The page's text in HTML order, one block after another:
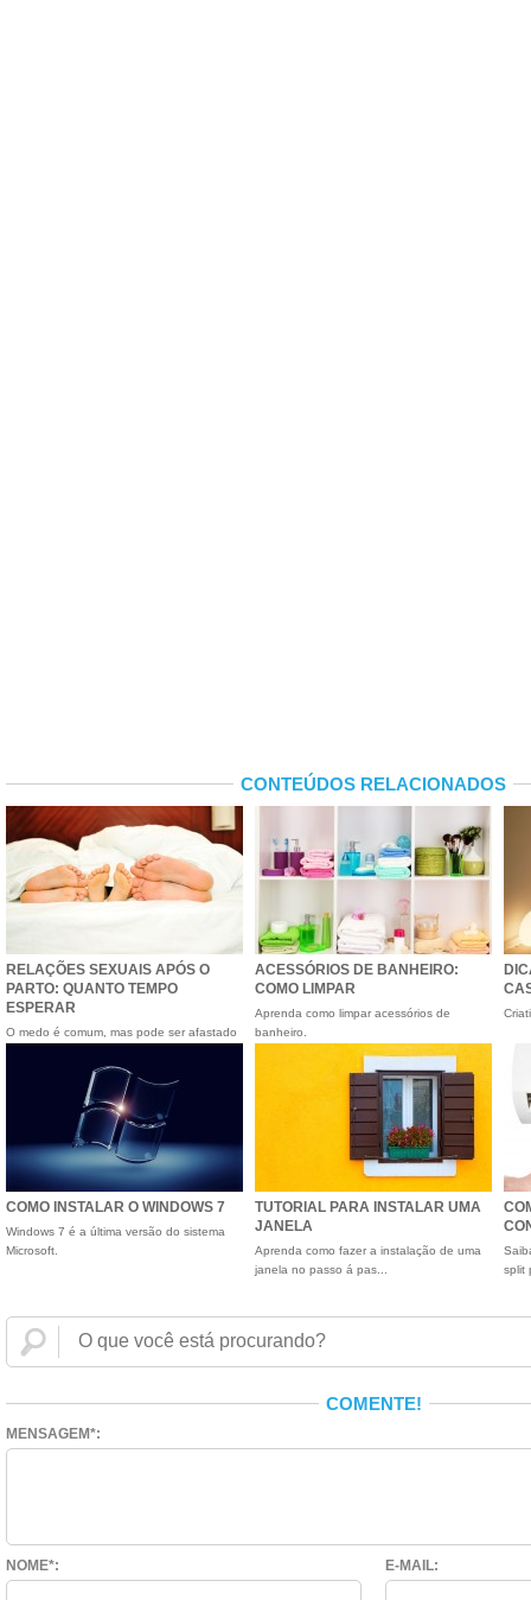
CONTEÚDOS RELACIONADOS
RELAÇÕES SEXUAIS APÓS O
PARTO: QUANTO TEMPO
ESPERAR
O medo é comum, mas pode ser afastado
ACESSÓRIOS DE BANHEIRO:
COMO LIMPAR
Aprenda como limpar acessórios de
banheiro.
COMO INSTALAR O WINDOWS 7
Windows 7 é a última versão do sistema
Microsoft.
TUTORIAL PARA INSTALAR UMA
JANELA
Aprenda como fazer a instalação de uma
janela no passo á pas...
split
COMENTE!
MENSAGEM*:
NOME*: E-MAIL: